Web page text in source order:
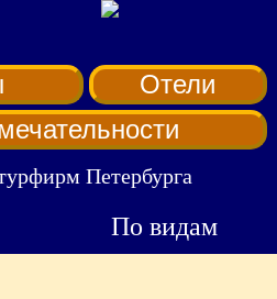
Отели
Петербурга
По видам